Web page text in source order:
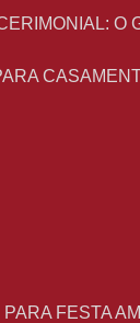
PARA FESTA